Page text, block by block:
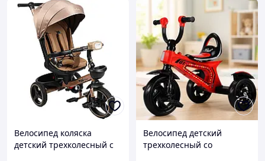
Велосипед коляска
детский трехколесный с
Велосипед детский
трехколесный со